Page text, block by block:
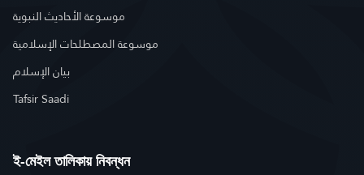
موسوعة الأحاديث النبوية
موسوعة المصطلحات الإسلامية
بيان الإسلام
Tafsir Saadi
ই-মেইল তালিকায় নিবন্ধন